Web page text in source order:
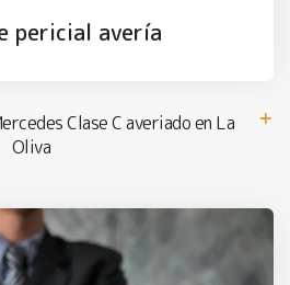
pericial avería
Clase C averiado en La
Oliva